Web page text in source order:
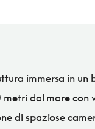
immersa in un
metri dal mare con
di spaziose